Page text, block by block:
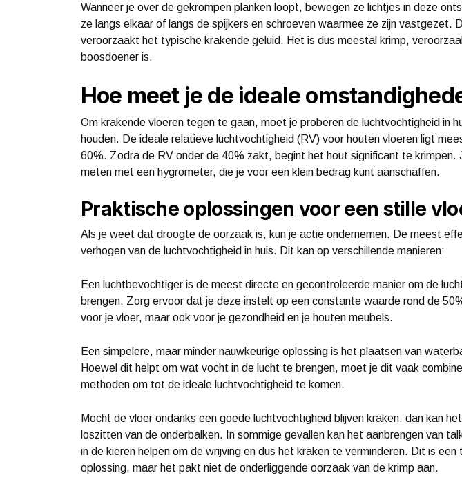
Wanneer je over de gekrompen planken loopt, bewegen ze lichtjes in deze
ze langs elkaar of langs de spijkers en schroeven waarmee ze zijn vastgezet.
veroorzaakt het typische krakende geluid. Het is dus meestal krimp,
boosdoener is.
Hoe meet je de ideale
Om krakende vloeren tegen te gaan, moet je proberen de luchtvochtigheid in
houden. De ideale relatieve luchtvochtigheid (RV) voor houten vloeren ligt
60%. Zodra de RV onder de 40% zakt, begint het hout significant te krimpen.
meten met een hygrometer, die je voor een klein bedrag kunt aanschaffen.
Praktische oplossingen voor een stille
Als je weet dat droogte de oorzaak is, kun je actie ondernemen. De meest
verhogen van de luchtvochtigheid in huis. Dit kan op verschillende manieren:
Een luchtbevochtiger is de meest directe en gecontroleerde manier om de
brengen. Zorg ervoor dat je deze instelt op een constante waarde rond de
voor je vloer, maar ook voor je gezondheid en je houten meubels.
Een simpelere, maar minder nauwkeurige oplossing is het plaatsen van
Hoewel dit helpt om wat vocht in de lucht te brengen, moet je dit vaak
methoden om tot de ideale luchtvochtigheid te komen.
Mocht de vloer ondanks een goede luchtvochtigheid blijven kraken, dan kan
loszitten van de onderbalken. In sommige gevallen kan het aanbrengen van
in de kieren helpen om de wrijving en dus het kraken te verminderen. Dit is een
oplossing, maar het pakt niet de onderliggende oorzaak van de krimp aan.